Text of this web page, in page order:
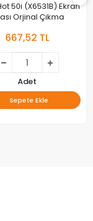
50i (X6531B) Ekran
Orjinal Çıkma
667,52 TL
Adet
Sepete Ekle